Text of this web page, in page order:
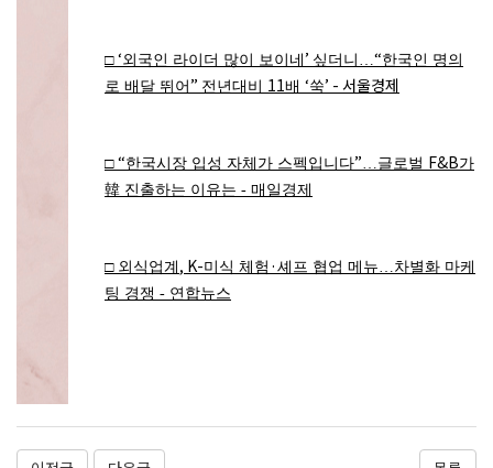
□ ‘외국인 라이더 많이 보이네 ’ 싶더니 …“한국인 명의
로 배달 뛰어 ” 전년대비 11배 ‘쑥’ - 서울경제
□ “한국시장 입성 자체가 스펙입니다”…글로벌 F&B가
韓 진출하는 이유는 - 매일경제
□ 외식업계 , K-미식 체험 · 셰프 협업 메뉴…차별화 마케
팅 경쟁 - 연합뉴스